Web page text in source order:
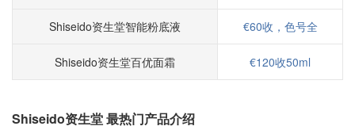
Shiseido资生堂智能粉底液 €60收，色号全
Shiseido资生堂百优面霜 €120收50ml
Shiseido资生堂 最热门产品介绍